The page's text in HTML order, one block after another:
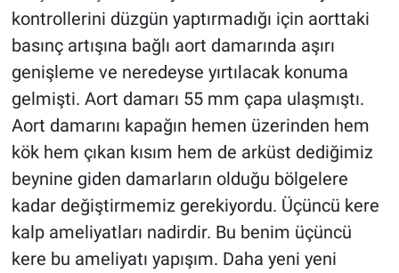
kontrollerini düzgün yaptırmadığı için aorttaki
basınç artışına bağlı aort damarında aşırı
genişleme ve neredeyse yırtılacak konuma
gelmişti. Aort damarı 55 mm çapa ulaşmıştı.
Aort damarını kapağın hemen üzerinden hem
kök hem çıkan kısım hem de arküst dediğimiz
beynine giden damarların olduğu bölgelere
kadar değiştirmemiz gerekiyordu. Üçüncü kere
kalp ameliyatları nadirdir. Bu benim üçüncü
kere bu ameliyatı yapışım. Daha yeni yeni